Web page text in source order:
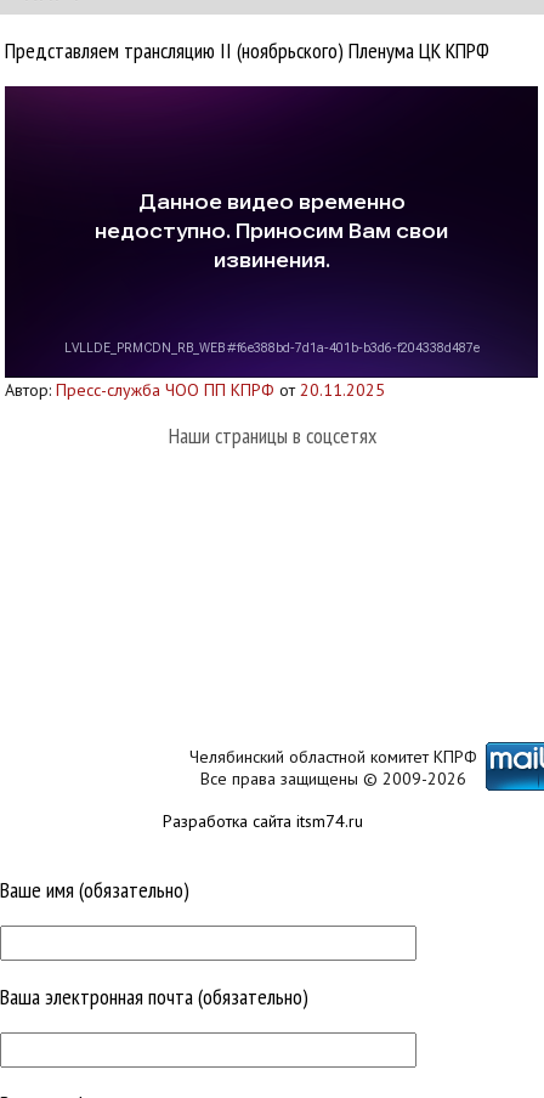
Представляем трансляцию II (ноябрьского) Пленума ЦК КПРФ
Автор:Пресс-служба ЧОО ПП КПРФ от20.11.2025
Наши страницы в соцсетях
Челябинский областной комитет КПРФ
Все права защищены © 2009-2026
Разработка сайта itsm74.ru
Ваше имя (обязательно)
Ваша электронная почта (обязательно)